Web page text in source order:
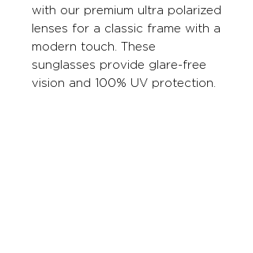
with our premium ultra polarized
lenses for a classic frame with a
modern touch. These
sunglasses provide glare-free
vision and 100% UV protection.